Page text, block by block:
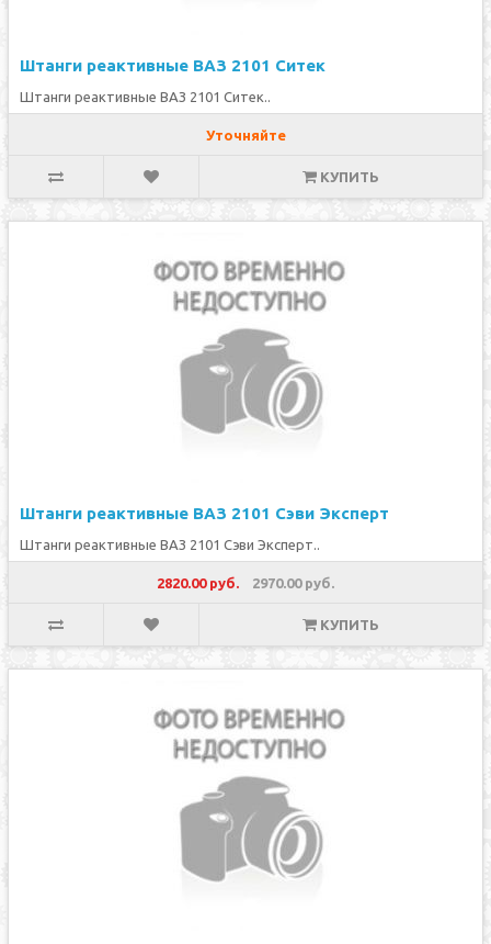
Штанги реактивные ВАЗ 2101 Ситек
Штанги реактивные ВАЗ 2101 Ситек..
Уточняйте
КУПИТЬ
Штанги реактивные ВАЗ 2101 Сэви Эксперт
Штанги реактивные ВАЗ 2101 Сэви Эксперт..
2820.00 руб. 2970.00 руб.
КУПИТЬ